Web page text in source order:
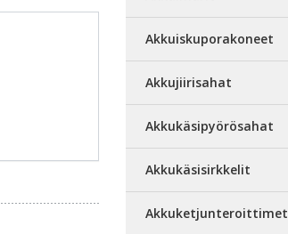
Akkuiskuporakoneet
Akkujiirisahat
Akkukäsipyörösahat
Akkukäsisirkkelit
Akkuketjunteroittimet